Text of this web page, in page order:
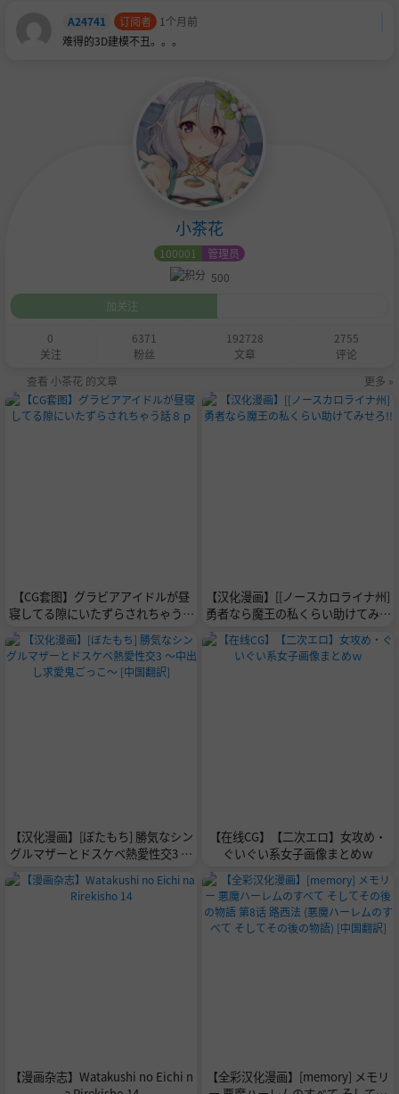
A24741
订阅者
1个月前
难得的3D建模不丑。。。
小茶花
100001
管理员
500
加关注
0
关注
6371
粉丝
192728
文章
2755
评论
查看 小茶花 的文章
更多 »
【CG套图】グラビアアイドルが昼
寝してる隙にいたずらされちゃう話
【汉化漫画】[[ノースカロライナ州]
勇者なら魔王の私くらい助けてみせ
ろ!!
【汉化漫画】[ぼたもち] 勝気なシン
グルマザーとドスケベ熱愛性交3 〜
中出し求愛鬼ごっこ〜 [中国翻訳]
【在线CG】【二次エロ】女攻め・
ぐいぐい系女子画像まとめｗ
【漫画杂志】Watakushi no Eichi n
【全彩汉化漫画】[memory] メモリ